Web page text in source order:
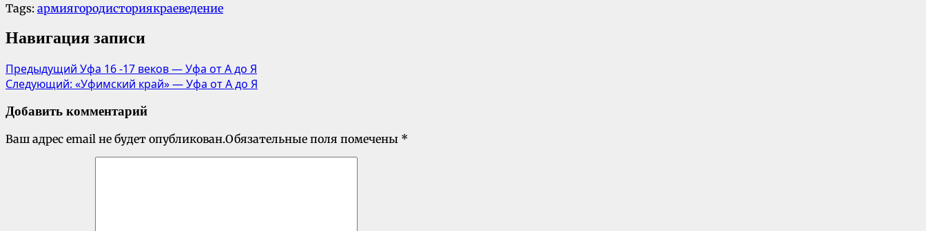
Tags: армиягородисториякраеведение
Навигация записи
Предыдущий Уфа 16 -17 веков — Уфа от А до Я
Следующий: «Уфимский край» — Уфа от А до Я
Добавить комментарий
Ваш адрес email не будет опубликован.Обязательные поля помечены *